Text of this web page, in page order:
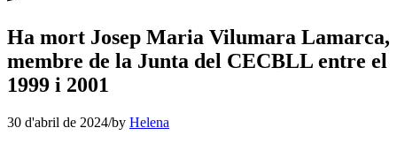
Ha mort Josep Maria Vilumara Lamarca,
membre de la Junta del CECBLL entre el
1999 i 2001
30 d'abril de 2024/by Helena